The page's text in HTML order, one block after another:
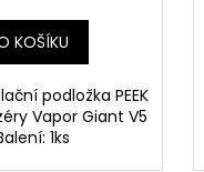
KOŠÍKU
podložka PEEK
Vapor Giant V5
1ks